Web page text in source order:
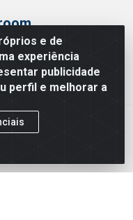
e de
experiência
publicidade
perfil e melhorar a
Paulo/SP
Vautier, 468 - Pari, São
00.327.385/0003-68